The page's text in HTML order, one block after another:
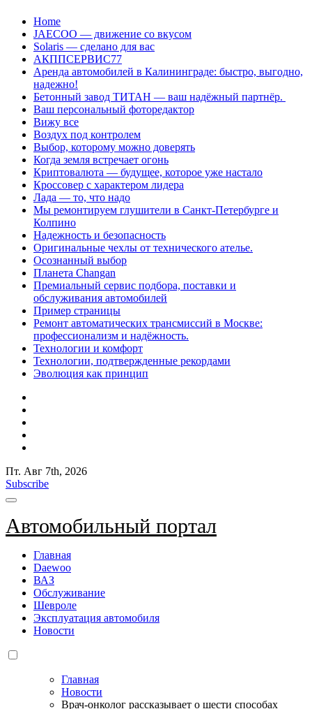
Перейти
содержанию
Home
JAECOO — движение со вкусом
Solaris — сделано для вас
АКППСЕРВИС77
Аренда автомобилей в Калининграде: быстро, выгодно,
надежно!
Бетонный завод ТИТАН — ваш надёжный партнёр.
Ваш персональный фоторедактор
Вижу все
Воздух под контролем
Выбор, которому можно доверять
Когда земля встречает огонь
Криптовалюта — будущее, которое уже настало
Кроссовер с характером лидера
Лада — то, что надо
Мы ремонтируем глушители в Санкт-Петербурге и
Колпино
Надежность и безопасность
Оригинальные чехлы от технического ателье.
Осознанный выбор
Планета Changan
Премиальный сервис подбора, поставки и
обслуживания автомобилей
Пример страницы
Ремонт автоматических трансмиссий в Москве:
профессионализм и надёжность.
Технологии и комфорт
Технологии, подтвержденные рекордами
Эволюция как принцип
Пт. Авг 7th, 2026
Subscribe
Автомобильный портал
Главная
Daewoo
ВАЗ
Обслуживание
Шевроле
Эксплуатация автомобиля
Новости
Главная
Новости
Врач-онколог рассказывает о шести способах